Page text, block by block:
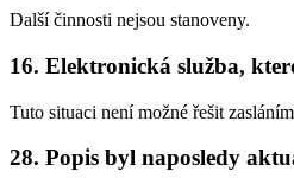
Další činnosti nejsou stanoveny.
16. Elektronická služba,
Tuto situaci není možné řešit
28. Popis byl naposledy